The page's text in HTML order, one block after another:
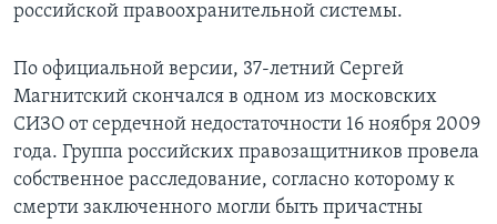
российской правоохранительной системы.
По официальной версии, 37-летний Сергей
Магнитский скончался в одном из московских
СИЗО от сердечной недостаточности 16 ноября 2009
года. Группа российских правозащитников провела
собственное расследование, согласно которому к
смерти заключенного могли быть причастны